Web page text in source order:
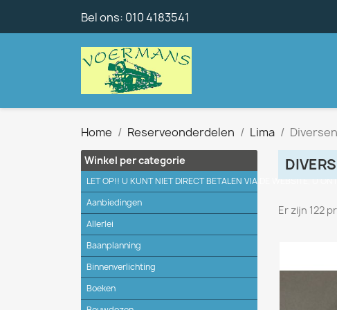
Bel ons: 010 4183541
Home Reserveonderdelen Lima Diversen
Winkel per categorie
LET OP!! U KUNT NIET DIRECT BETALEN VIA DE WEBSITE, U
Aanbiedingen
Allerlei
Baanplanning
Binnenverlichting
Boeken
Er zijn 122